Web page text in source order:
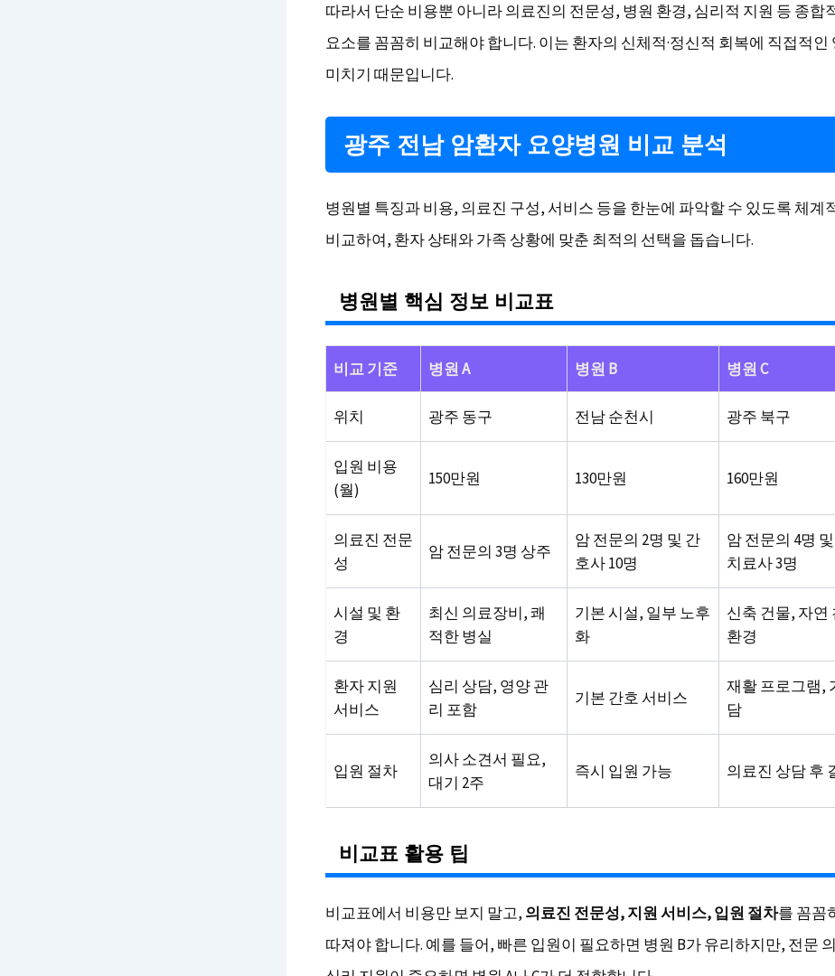
따라서 단순 비용뿐 아니라 의료진의 전문성, 병원 환경, 심리적 지원 등 종합
요소를 꼼꼼히 비교해야 합니다. 이는 환자의 신체적·정신적 회복에 직접적인
미치기 때문입니다.
광주 전남 암환자 요양병원 비교 분석
병원별 특징과 비용, 의료진 구성, 서비스 등을 한눈에 파악할 수 있도록 체계
비교하여, 환자 상태와 가족 상황에 맞춘 최적의 선택을 돕습니다.
병원별 핵심 정보 비교표
비교 기준 병원 A 병원 B 병원 C
위치 광주 동구 전남 순천시 광주 북구
입원 비용
(월)
150만원 130만원 160만원
의료진 전문
성
암 전문의 3명 상주
암 전문의 2명 및 간
호사 10명
암 전문의 4명
치료사 3명
시설 및 환
경
최신 의료장비, 쾌
적한 병실
기본 시설, 일부 노후
화
신축 건물, 자연
환경
환자 지원
서비스
심리 상담, 영양 관
리 포함
기본 간호 서비스
재활 프로그램,
담
입원 절차
의사 소견서 필요,
대기 2주
즉시 입원 가능 의료진 상담 후
비교표 활용 팁
비교표에서 비용만 보지 말고, 의료진 전문성, 지원 서비스, 입원 절차를 꼼꼼
따져야 합니다. 예를 들어, 빠른 입원이 필요하면 병원 B가 유리하지만, 전문